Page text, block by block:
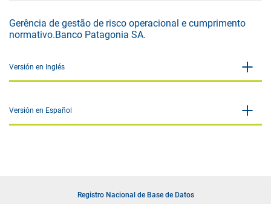
Gerência de gestão de risco operacional e cumprimento
normativo.Banco Patagonia SA.
Versión en Inglés
Versión en Español
Registro Nacional de Base de Datos